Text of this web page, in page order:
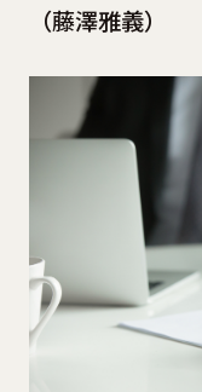
（藤澤雅義）